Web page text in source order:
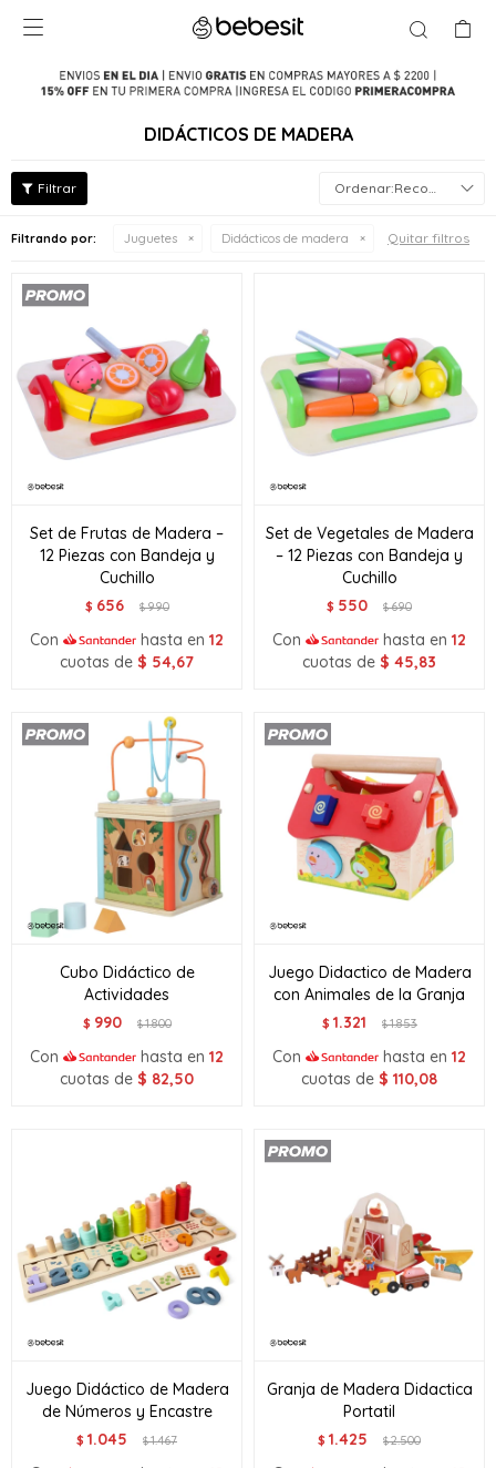

DIDÁCTICOS DE MADERA
Recomendados
Filtrando por: Juguetes Didácticos de madera Quitar filtros
Set de Frutas de Madera –
12 Piezas con Bandeja y
Cuchillo
$ 656 $990
Con hasta en 12
cuotas de $ 54,67
Set de Vegetales de Madera
– 12 Piezas con Bandeja y
Cuchillo
$ 550 $690
Con hasta en 12
cuotas de $ 45,83
Cubo Didáctico de
Actividades
$ 990 $1.800
Con hasta en 12
cuotas de $ 82,50
Juego Didactico de Madera
con Animales de la Granja
$ 1.321 $1.853
Con hasta en 12
cuotas de $ 110,08
Juego Didáctico de Madera
de Números y Encastre
$ 1.045 $1.467
Granja de Madera Didactica
Portatil
$ 1.425 $2.500